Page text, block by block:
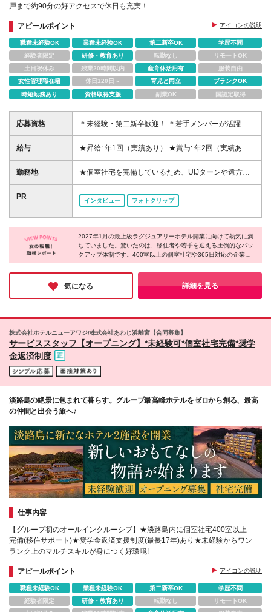
戸まで約90分の好アクセスで休日も充実！
アピールポイント アイコンの説明
職種未経験OK 業種未経験OK 第二新卒OK
学歴不問
経験者限定
研修・教育あり 転勤なし
リモートOK
土日祝休み
残業20時間以内 産育休活用有
服装自由
女性管理職在籍
休日120日～ 育児と両立
ブランクOK
時短勤務あり
資格取得支援 副業OK 国認定取得
応募資格
＊未経験・第二新卒歓迎！ ＊若手メンバーが活躍中
◆学歴不問 ◆「淡路島が好き」「接客を極めたい」
という熱意のある方 ※ホテル・観光業界未経験の方も
ホテルの立ち上げに関わってみたい方 ★おもてなし
で人を笑顔にする仕事がしたい方 ★豊かな自然に囲
給与
★昇給: 年1回（実績あり） ★賞与: 年2回（実績あ
り） ※頑張りを正当に評価します! ◆月給25万800
円〜＋諸手当（固定残業代等含む） ※これまでの経験
みます。 超過分は別途支給します。 ※試用期間2ケ月
勤務地
★個室社宅を完備しているため、UIJターンや遠方か
らの移住も大歓迎！ ホテルニューアワジグループの
ホテル及び 2027年1月開業の新ホテルにて勤務いただ
きます。 《洲本市古茂江海岸 新ホテル》 兵庫県洲本
市小路谷5-1 (変更の範囲)上記を除く当社関連勤務地
PR
インタビュー フォトクリップ
2027年1月の最上級ラグジュアリーホテル開業に向けて熱気に満
ちていました。驚いたのは、移住者や若手を迎える圧倒的なバッ
クアップ体制です。400室以上の個室社宅や365日対応の企業内
保育所を完備し、さらに最長17年の奨学金支援や家族招待制度ま
で用意。未経験からでも安心して接客のプロを目指せる環境があ
り、淡路島から世界へ感動を届けるという強い情熱と温かさを感
じる企業です。
気になる 詳細を見る
株式会社ホテルニューアワジ/株式会社あわじ浜離宮【合同募集】
サービススタッフ【オープニング】*未経験可*個室社宅完備*奨学
金返済制度
淡路島の絶景に包まれて暮らす。グループ最高峰ホテルをゼロから創る、最高
の仲間と出会う旅へ♪
仕事内容
【グループ初のオールインクルーシブ】★淡路島内に個室社宅400室以上
完備(移住サポート)★奨学金返済支援制度(最長17年)あり★未経験からワン
ランク上のマルチスキルが身につく好環境!
アピールポイント アイコンの説明
職種未経験OK 業種未経験OK 第二新卒OK
学歴不問
経験者限定
研修・教育あり 転勤なし
リモートOK